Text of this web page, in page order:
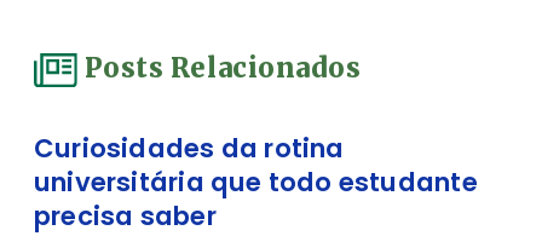
Posts Relacionados
Curiosidades da rotina
universitária que todo estudante
precisa saber